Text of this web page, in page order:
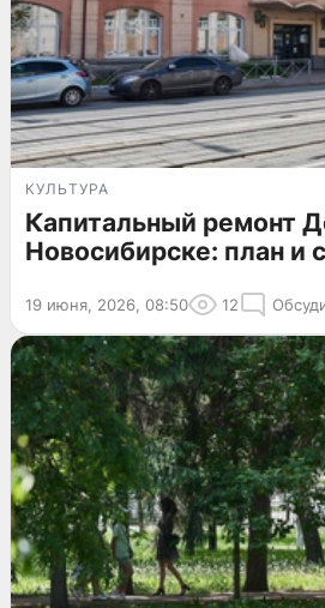
КУЛЬТУРА
Капитальный ремонт
Новосибирске: план и
19 июня, 2026, 08:50 12